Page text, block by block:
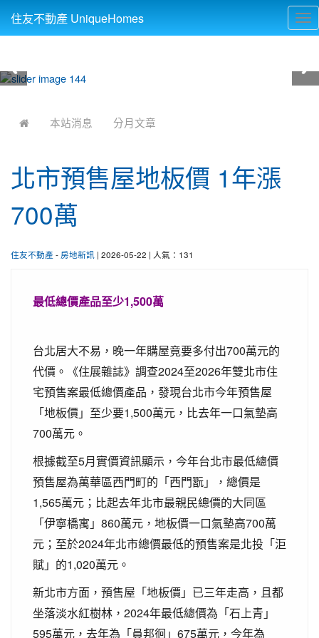
住友不動產 UniqueHomes
本站消息 分月文章
北市預售屋地板價 1年漲
700萬
住友不動產 - 房地新訊 | 2026-05-22 | 人氣：131
最低總價產品至少1,500萬
台北居大不易，晚一年購屋竟要多付出700萬元的
代價。《住展雜誌》調查2024至2026年雙北市住
宅預售案最低總價產品，發現台北市今年預售屋
「地板價」至少要1,500萬元，比去年一口氣墊高
700萬元。
根據截至5月實價資訊顯示，今年台北市最低總價
預售屋為萬華區西門町的「西門翫」，總價是
1,565萬元；比起去年北市最親民總價的大同區
「伊寧橋寓」860萬元，地板價一口氣墊高700萬
元；至於2024年北市總價最低的預售案是北投「洰
賦」的1,020萬元。
新北市方面，預售屋「地板價」已三年走高，且都
坐落淡水紅樹林，2024年最低總價為「石上青」
595萬元，去年為「員邦徊」675萬元，今年為